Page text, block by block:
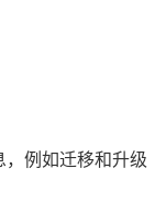
例如迁移和升级